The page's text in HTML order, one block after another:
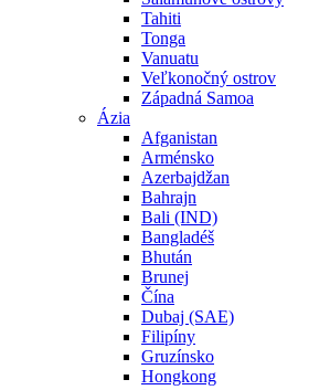
Tahiti
Tonga
Vanuatu
Veľkonočný ostrov
Západná Samoa
Ázia
Afganistan
Arménsko
Azerbajdžan
Bahrajn
Bali (IND)
Bangladéš
Bhután
Brunej
Čína
Dubaj (SAE)
Filipíny
Gruzínsko
Hongkong